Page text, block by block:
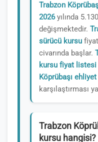
Trabzon
2026yılında
değişmektedir.
sürücü kursu
civarında başlar.
kursu fiyat listesi
Köprübaşı
karşılaştırması
Trabzon
kursu hangisi?